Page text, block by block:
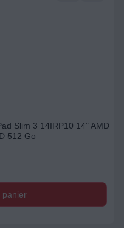
Slim 3 14IRP10 14" AMD
512 Go